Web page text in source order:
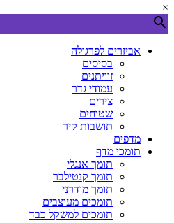
×
אביזרים לפרגולה
בסיסים
זוויתנים
עמודי גדר
צירים
שטוחים
תושבות קיר
מדפים
תומכי מדף
תומך אנגלי
תומך קנטילבר
תומך מודרני
תומכים מעוצבים
תומכים למשקל כבד